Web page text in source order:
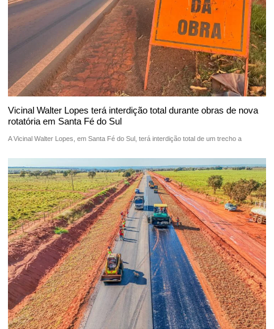
Vicinal Walter Lopes terá interdição total durante obras de nova
rotatória em Santa Fé do Sul
A Vicinal Walter Lopes, em Santa Fé do Sul, terá interdição total de um trecho a